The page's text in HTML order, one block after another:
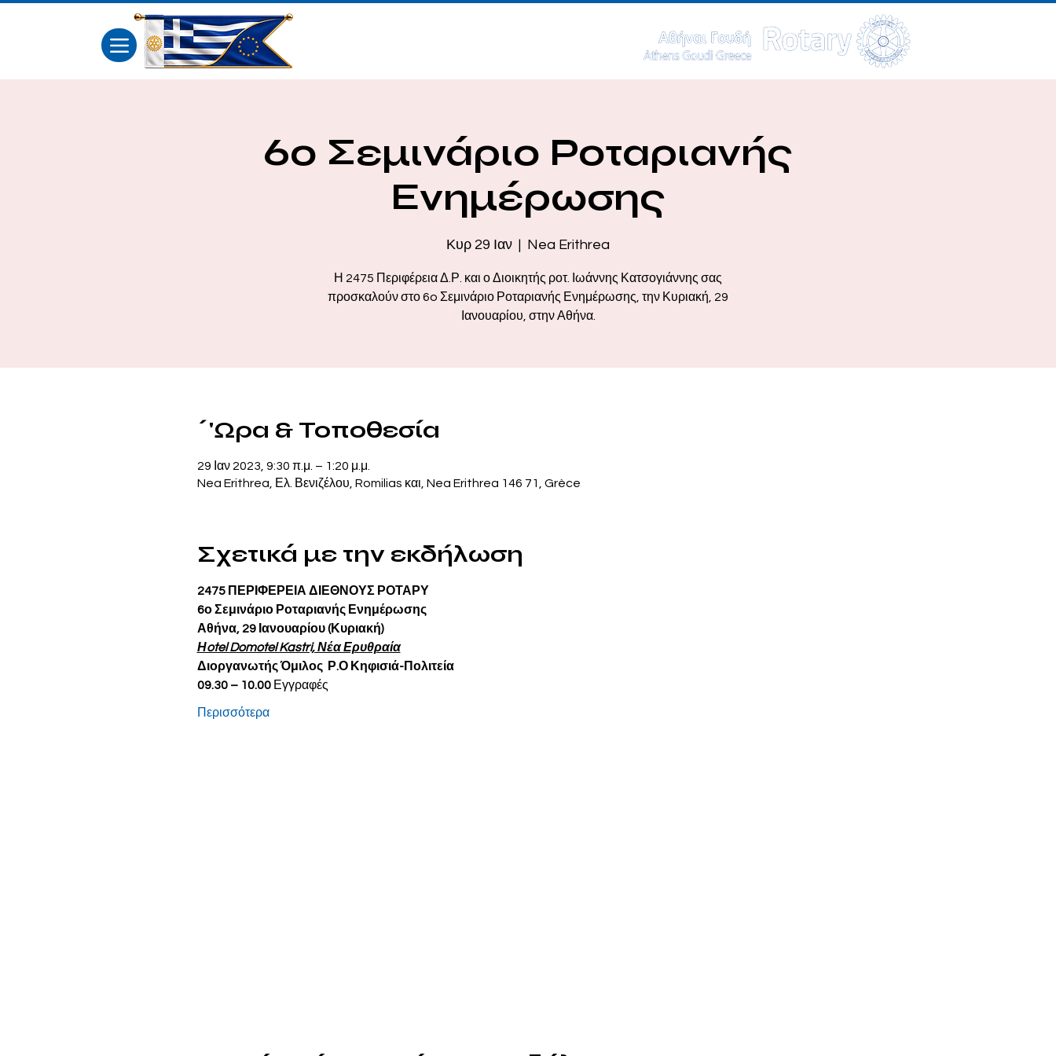
6ο Σεμινάριο Ροταριανής
Ενημέρωσης
Κυρ 29 Ιαν Nea Erithrea
Η 2475 Περιφέρεια Δ.Ρ. και ο Διοικητής ροτ. Ιωάννης Κατσογιάννης σας
προσκαλούν στο 6o Σεμινάριο Ροταριανής Ενημέρωσης, την Κυριακή, 29
Ιανουαρίου, στην Αθήνα.
΄'Ωρα & Τοποθεσία
29 Ιαν 2023, 9:30 π.μ. – 1:20 μ.μ.
Nea Erithrea, Ελ. Βενιζέλου, Romilias και, Nea Erithrea 146 71, Grèce
Σχετικά με την εκδήλωση
2475 ΠΕΡΙΦΕΡΕΙΑ ΔΙΕΘΝΟΥΣ ΡΟΤΑΡΥ
6ο Σεμινάριο Ροταριανής Ενημέρωσης
Αθήνα, 29 Ιανουαρίου (Κυριακή)
Ηotel Domotel Kastri, Νέα Ερυθραία
Διοργανωτής Όμιλος  Ρ.Ο Κηφισιά-Πολιτεία
09.30 – 10.00 Εγγραφές
Περισσότερα